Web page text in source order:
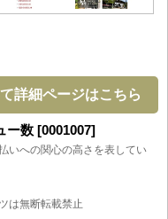
詳細ページはこちら
ー数 [0001007]
いへの関心の高さを表してい
は無断転載禁止